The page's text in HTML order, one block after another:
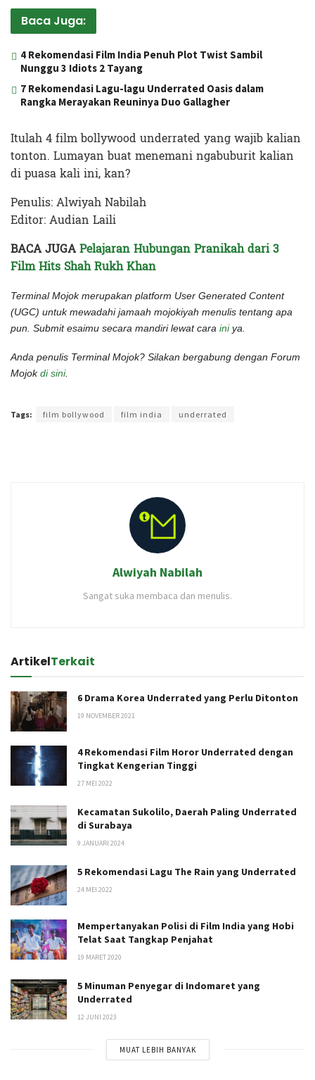
Baca Juga:
4 Rekomendasi Film India Penuh Plot Twist Sambil
Nunggu 3 Idiots 2 Tayang
7 Rekomendasi Lagu-lagu Underrated Oasis dalam
Rangka Merayakan Reuninya Duo Gallagher
Itulah 4 film bollywood underrated yang wajib kalian
tonton. Lumayan buat menemani ngabuburit kalian
di puasa kali ini, kan?
Penulis: Alwiyah Nabilah
Editor: Audian Laili
BACA JUGAPelajaran Hubungan Pranikah dari 3
Film Hits Shah Rukh Khan
Terminal Mojok merupakan platform User Generated Content
(UGC) untuk mewadahi jamaah mojokiyah menulis tentang apa
pun. Submit esaimu secara mandiri lewat cara iniya.
Anda penulis Terminal Mojok? Silakan bergabung dengan Forum
Mojokdi sini.
Tags: film bollywood film india underrated
Alwiyah Nabilah
Sangat suka membaca dan menulis.
ArtikelTerkait
6 Drama Korea Underrated yang Perlu Ditonton
19 NOVEMBER 2021
4 Rekomendasi Film Horor Underrated dengan
Tingkat Kengerian Tinggi
27 MEI 2022
Kecamatan Sukolilo, Daerah Paling Underrated
di Surabaya
9 JANUARI 2024
5 Rekomendasi Lagu The Rain yang Underrated
24 MEI 2022
Mempertanyakan Polisi di Film India yang Hobi
Telat Saat Tangkap Penjahat
19 MARET 2020
5 Minuman Penyegar di Indomaret yang
Underrated
12 JUNI 2023
MUAT LEBIH BANYAK